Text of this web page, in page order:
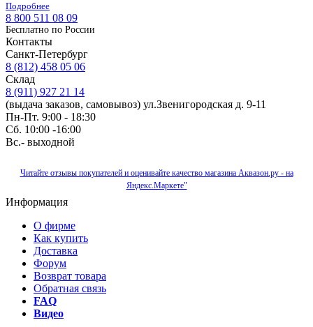
Подробнее
8 800 511 08 09
Бесплатно по Роcсии
Контакты
Санкт-Петербург
8 (812) 458 05 06
Склад
8 (911) 927 21 14
(выдача заказов, самовывоз) ул.Звенигородская д. 9-11
Пн-Пт. 9:00 - 18:30
Сб. 10:00 -16:00
Вс.- выходной
Читайте отзывы покупателей и оценивайте качество магазина Аквазон.ру - на
Яндекс.Маркете"
Информация
О фирме
Как купить
Доставка
Форум
Возврат товара
Обратная связь
FAQ
Видео